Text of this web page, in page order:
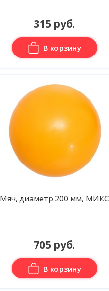
315 руб.
В корзину
Мяч, диаметр 200 мм, МИКС
705 руб.
В корзину